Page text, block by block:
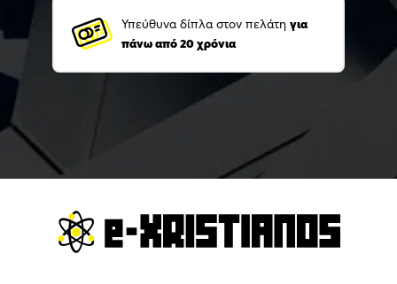
Υπεύθυνα δίπλα στον πελάτη για
πάνω από 20 χρόνια